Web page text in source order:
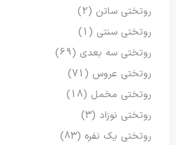
روتختی ساتن (2)
روتختی سنتی (1)
روتختی سه بعدی (69)
روتختی عروس (71)
روتختی مخمل (18)
روتختی نوزاد (3)
روتختی یک نفره (83)